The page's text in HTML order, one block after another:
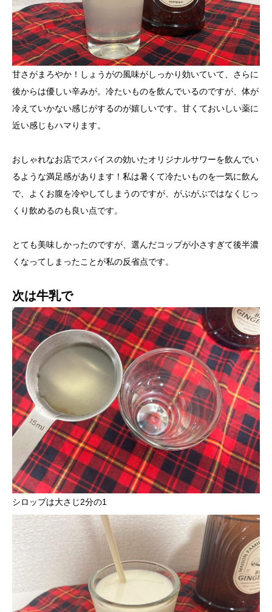
甘さがまろやか！しょうがの風味がしっかり効いていて、さらに
後からは優しい辛みが。冷たいものを飲んでいるのですが、体が
冷えていかない感じがするのが嬉しいです。甘くておいしい薬に
近い感じもハマります。
おしゃれなお店でスパイスの効いたオリジナルサワーを飲んでい
るような満足感があります！私は暑くて冷たいものを一気に飲ん
で、よくお腹を冷やしてしまうのですが、がぶがぶではなくじっ
くり飲めるのも良い点です。
とても美味しかったのですが、選んだコップが小さすぎて後半濃
くなってしまったことが私の反省点です。
次は牛乳で
シロップは大さじ2分の1